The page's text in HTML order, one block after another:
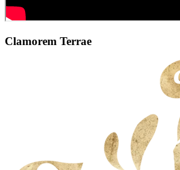
Clamorem Terrae